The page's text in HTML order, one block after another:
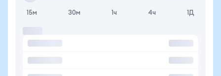
15м 30м 1ч 4ч 1Д